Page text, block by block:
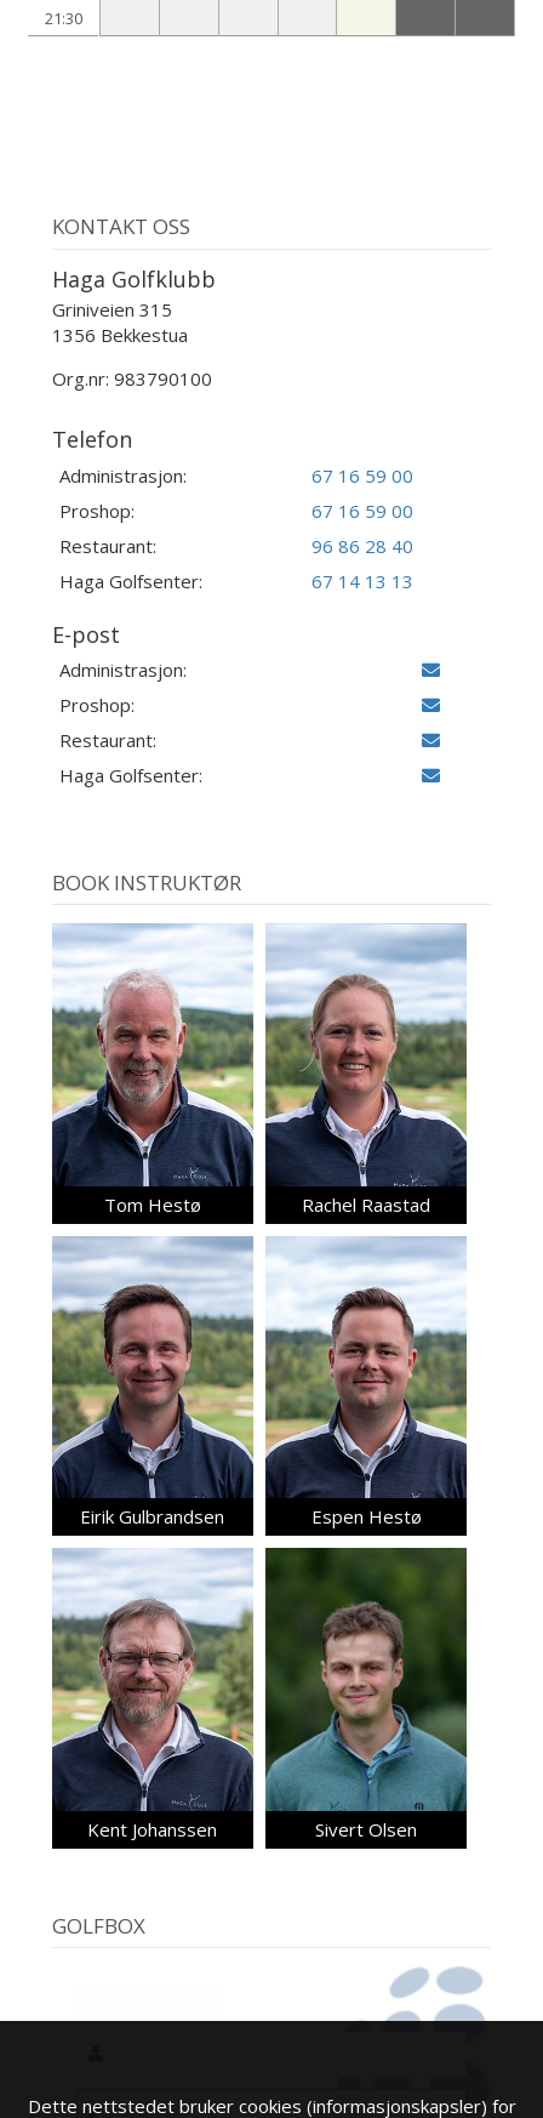
21:30
KONTAKT OSS
Haga Golfklubb
Griniveien 315
1356 Bekkestua
Org.nr: 983790100
Telefon
Administrasjon:
67 16 59 00
Proshop:
67 16 59 00
Restaurant:
96 86 28 40
Haga Golfsenter:
67 14 13 13
E-post
Administrasjon:
Proshop:
Restaurant:
Haga Golfsenter:
BOOK INSTRUKTØR
Tom Hestø Rachel Raastad
Eirik Gulbrandsen Espen Hestø
Kent Johanssen Sivert Olsen
GOLFBOX
Dette nettstedet bruker cookies (informasjonskapsler) for